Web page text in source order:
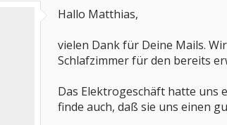
Hallo Matthias,
vielen Dank für Deine Mails.
Schlafzimmer für den bereits
Das Elektrogeschäft hatte uns
finde auch, daß sie uns einen